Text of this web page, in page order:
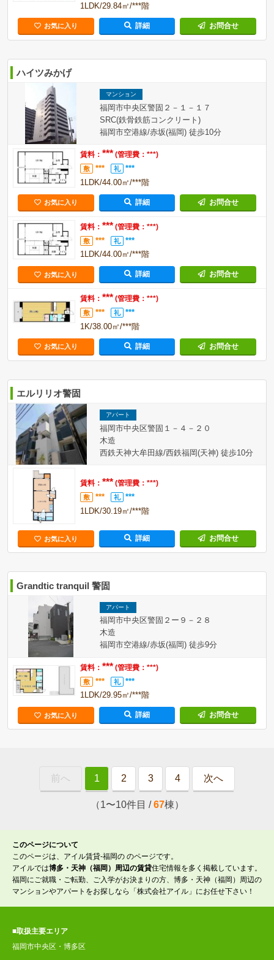
1LDK/29.84㎡/***階
お気に入り 詳細 お問合せ
ハイツみかげ
マンション
福岡市中央区警固２－１－１７
SRC(鉄骨鉄筋コンクリート)
福岡市空港線/赤坂(福岡) 徒歩10分
賃料： *** (管理費：***)
敷 *** 礼
***
1LDK/44.00㎡/***階
お気に入り 詳細 お問合せ
賃料： *** (管理費：***)
敷 *** 礼
***
1LDK/44.00㎡/***階
お気に入り 詳細 お問合せ
賃料： *** (管理費：***)
敷 *** 礼
***
1K/38.00㎡/***階
お気に入り 詳細 お問合せ
エルリリオ警固
アパート
福岡市中央区警固１－４－２０
木造
西鉄天神大牟田線/西鉄福岡(天神) 徒歩10分
賃料： *** (管理費：***)
敷 *** 礼
***
1LDK/30.19㎡/***階
お気に入り 詳細 お問合せ
Grandtic tranquil 警固
アパート
福岡市中央区警固２ー９－２８
木造
福岡市空港線/赤坂(福岡) 徒歩9分
賃料： *** (管理費：***)
敷 *** 礼
***
1LDK/29.95㎡/***階
お気に入り 詳細 お問合せ
前へ 1 2 3 4 次へ
（1〜10件目 /67棟）
このページについて
このページは、アイル賃貸-福岡の のページです。
アイルでは博多・天神（福岡）周辺の賃貸住宅情報を多く掲載しています。
福岡にご就職・ご転勤、ご入学がお決まりの方、博多・天神（福岡）周辺の
マンションやアパートをお探しなら「株式会社アイル」にお任せ下さい！
■取扱主要エリア
福岡市中央区・博多区